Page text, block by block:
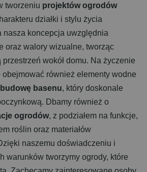
tworzeniu projektów ogrodów
działki i stylu życia
nasza koncepcja uwzględnia
oraz walory wizualne, tworząc
wokół domu. Na życzenie
obejmować również elementy wodne
budowę basenu, który doskonale
Dbamy również o
ogrodów, z podziałem na funkcje,
roślin oraz materiałów
naszemu doświadczeniu i
warunków tworzymy ogrody, które